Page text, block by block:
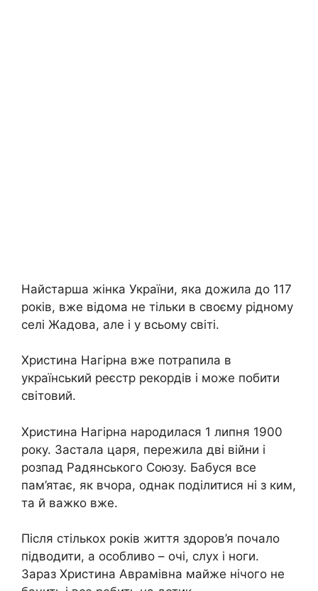
Найстарша жінка України, яка дожила до 117
років, вже відома не тільки в своєму рідному
селі Жадова, але і у всьому світі.
Христина Нагірна вже потрапила в
український реєстр рекордів і може побити
світовий.
Христина Нагірна народилася 1 липня 1900
року. Застала царя, пережила дві війни і
розпад Радянського Союзу. Бабуся все
пам’ятає, як вчора, однак поділитися ні з ким,
та й важко вже.
Після стількох років життя здоров’я почало
підводити, а особливо – очі, слух і ноги.
Зараз Христина Аврамівна майже нічого не